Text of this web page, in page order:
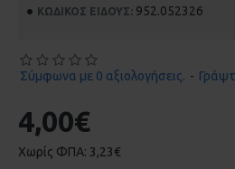
ΚΩΔΙΚΌΣ ΕΊΔΟΥΣ: 952.052326
Σύμφωνα με 0 αξιολογήσεις. -
4,00€
Χωρίς ΦΠΑ: 3,23€